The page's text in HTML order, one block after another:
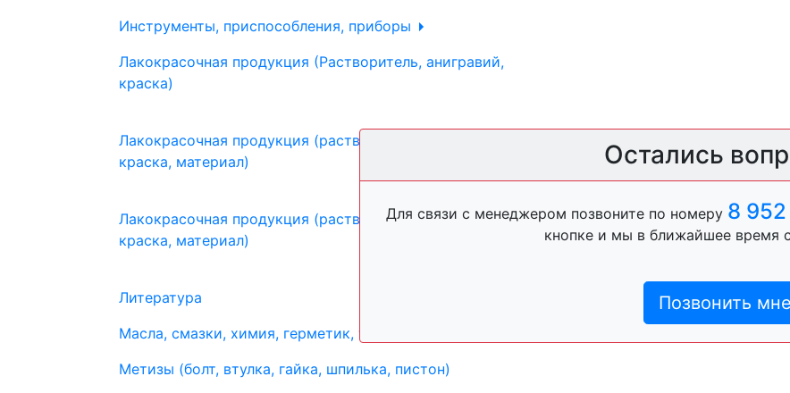
Инструменты, приспособления, приборы
Лакокрасочная продукция (Растворитель, анигравий,
краска)
Лакокрасочная продукция (растворитель, анигравий,
краска, материал)
Лакокрасочная продукция (растворитель, антигравий,
краска, материал)
Литература
Масла, смазки, химия, герметик, тосолы
Метизы (болт, втулка, гайка, шпилька, пистон)
Остались
Для связи с менеджером позвоните по номеру 8
кнопке и мы в ближайшее время
Позвонить